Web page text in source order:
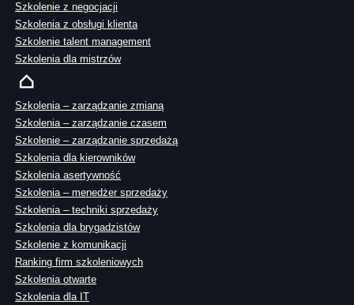
Szkolenie z negocjacji
Szkolenia z obsługi klienta
Szkolenie talent management
Szkolenia dla mistrzów
Szkolenia – zarządzanie zmianą
Szkolenia – zarządzanie czasem
Szkolenie – zarządzanie sprzedażą
Szkolenia dla kierowników
Szkolenia asertywność
Szkolenia – menedżer sprzedaży
Szkolenia – techniki sprzedaży
Szkolenia dla brygadzistów
Szkolenie z komunikacji
Ranking firm szkoleniowych
Szkolenia otwarte
Szkolenia dla IT